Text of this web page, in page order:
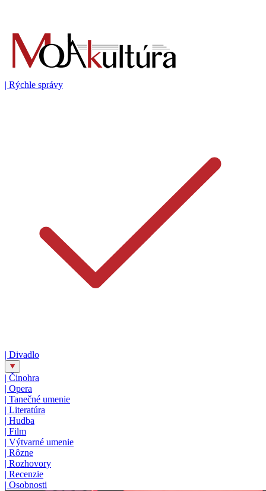
| Rýchle správy
| Divadlo
| Činohra
| Opera
| Tanečné umenie
| Literatúra
| Hudba
| Film
| Výtvarné umenie
| Rôzne
| Rozhovory
| Recenzie
| Osobnosti